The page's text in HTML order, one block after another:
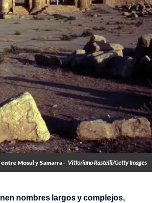
Mosul y Samarra - Vittoriano Rastelli/Getty Images
nombres largos y complejos,